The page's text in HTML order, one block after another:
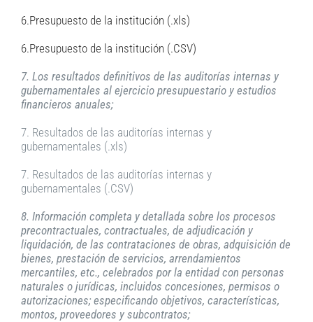
6.Presupuesto de la institución (.xls)
6.Presupuesto de la institución (.CSV)
7. Los resultados definitivos de las auditorías internas y
gubernamentales al ejercicio presupuestario y estudios
financieros anuales;
7. Resultados de las auditorías internas y
gubernamentales (.xls)
7. Resultados de las auditorías internas y
gubernamentales (.CSV)
8. Información completa y detallada sobre los procesos
precontractuales, contractuales, de adjudicación y
liquidación, de las contrataciones de obras, adquisición de
bienes, prestación de servicios, arrendamientos
mercantiles, etc., celebrados por la entidad con personas
naturales o jurídicas, incluidos concesiones, permisos o
autorizaciones; especificando objetivos, características,
montos, proveedores y subcontratos;